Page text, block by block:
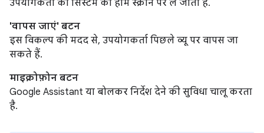
उपयोगकर्ता को सिस्टम की होम स्क्रीन पर ले जाता है.
'वापस जाएं' बटन
इस विकल्प की मदद से, उपयोगकर्ता पिछले व्यू पर वापस जा
सकते हैं.
माइक्रोफ़ोन बटन
Google Assistant या बोलकर निर्देश देने की सुविधा चालू करता
है.